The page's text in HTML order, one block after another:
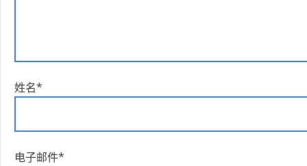
姓名*
电子邮件*